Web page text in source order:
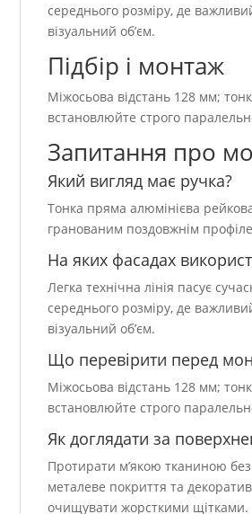
середнього розміру, де
візуальний об’єм.
Підбір і монтаж
Міжосьова відстань 128 мм;
встановлюйте строго
Запитання про
Який вигляд має ручка?
Тонка пряма алюмінієва
гранованим поздовжнім
На яких фасадах
Легка технічна лінія пасує
середнього розміру, де
візуальний об’єм.
Що перевірити перед
Міжосьова відстань 128 мм;
встановлюйте строго
Як доглядати за
Протирати м’якою тканиною без
металеве покриття та
очищувати жорсткими щітками.